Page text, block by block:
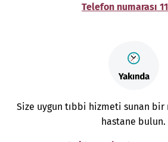
Telefon numarası
Size uygun tıbbi hizmeti sunan bir
hastane bulun.